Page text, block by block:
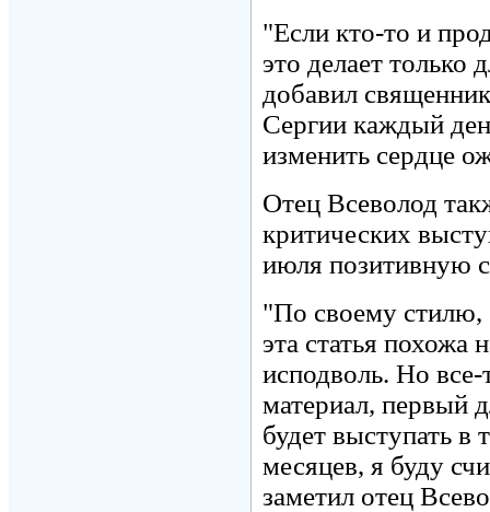
"Если кто-то и
это делает только
добавил
Сергии каждый
изменить сердце
Отец Всеволод
критических
июля позитивную
"По своему стилю,
эта статья
исподволь. Но
материал, первый
будет выступать в
месяцев, я буду
заметил отец